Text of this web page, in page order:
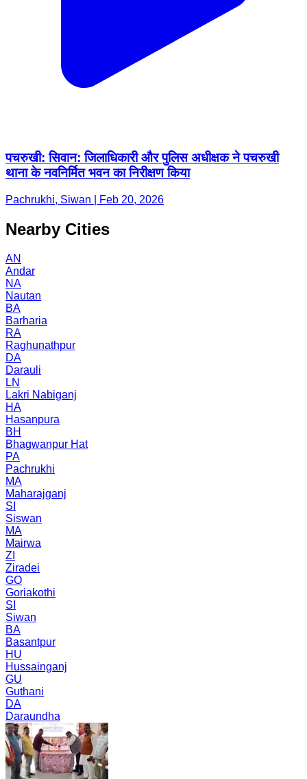
पचरुखी: सिवान: जिलाधिकारी और पुलिस अधीक्षक ने पचरुखी
थाना के नवनिर्मित भवन का निरीक्षण किया
Pachrukhi, Siwan | Feb 20, 2026
Nearby Cities
AN
Andar
NA
Nautan
BA
Barharia
RA
Raghunathpur
DA
Darauli
LN
Lakri Nabiganj
HA
Hasanpura
BH
Bhagwanpur Hat
PA
Pachrukhi
MA
Maharajganj
SI
Siswan
MA
Mairwa
ZI
Ziradei
GO
Goriakothi
SI
Siwan
BA
Basantpur
HU
Hussainganj
GU
Guthani
DA
Daraundha